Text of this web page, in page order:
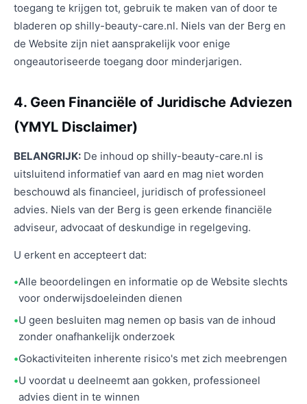
toegang te krijgen tot, gebruik te maken van of door te
bladeren op shilly-beauty-care.nl. Niels van der Berg en
de Website zijn niet aansprakelijk voor enige
ongeautoriseerde toegang door minderjarigen.
4. Geen Financiële of Juridische Adviezen
(YMYL Disclaimer)
BELANGRIJK: De inhoud op shilly-beauty-care.nl is
uitsluitend informatief van aard en mag niet worden
beschouwd als financieel, juridisch of professioneel
advies. Niels van der Berg is geen erkende financiële
adviseur, advocaat of deskundige in regelgeving.
U erkent en accepteert dat:
Alle beoordelingen en informatie op de Website slechts
voor onderwijsdoeleinden dienen
U geen besluiten mag nemen op basis van de inhoud
zonder onafhankelijk onderzoek
Gokactiviteiten inherente risico's met zich meebrengen
U voordat u deelneemt aan gokken, professioneel
advies dient in te winnen